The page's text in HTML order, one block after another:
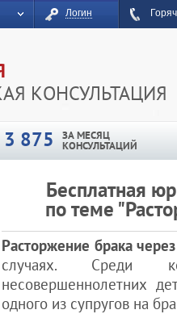
Логин
КОНСУЛЬТАЦИЯ
3 875 ЗА МЕСЯЦ
КОНСУЛЬТАЦИЙ
Бесплатная
по теме
Расторжение брака
случаях. Среди
несовершеннолетних
одного из супругов на